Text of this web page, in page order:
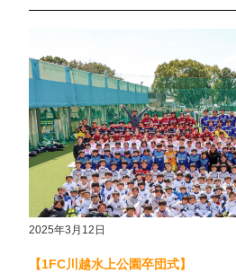
2025年3月12日
【1FC川越水上公園卒団式】